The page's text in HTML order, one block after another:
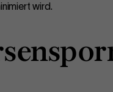
wird.